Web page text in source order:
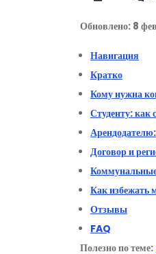
Обновлено: 8
Навигация
Кратко
Кому нужна
Студенту: как
Договор и
Как избежать
Отзывы
FAQ
Полезно по теме: